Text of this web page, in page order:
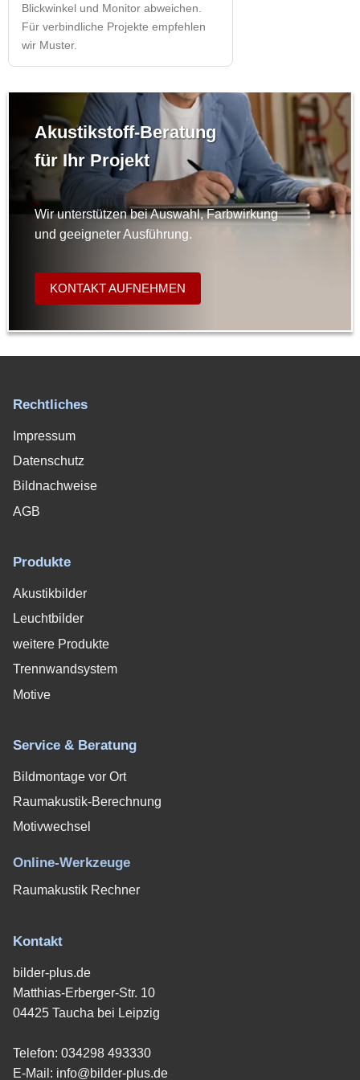
Blickwinkel und Monitor abweichen.
Für verbindliche Projekte empfehlen
wir Muster.
Akustikstoff-Beratung
für Ihr Projekt
Wir unterstützen bei Auswahl, Farbwirkung
und geeigneter Ausführung.
KONTAKT AUFNEHMEN
Rechtliches
Impressum
Datenschutz
Bildnachweise
AGB
Produkte
Akustikbilder
Leuchtbilder
weitere Produkte
Trennwandsystem
Motive
Service & Beratung
Bildmontage vor Ort
Raumakustik-Berechnung
Motivwechsel
Online-Werkzeuge
Raumakustik Rechner
Kontakt
bilder-plus.de
Matthias-Erberger-Str. 10
04425 Taucha bei Leipzig
Telefon: 034298 493330
E-Mail: info@bilder-plus.de